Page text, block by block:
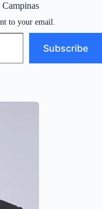
to your email.
Subscribe